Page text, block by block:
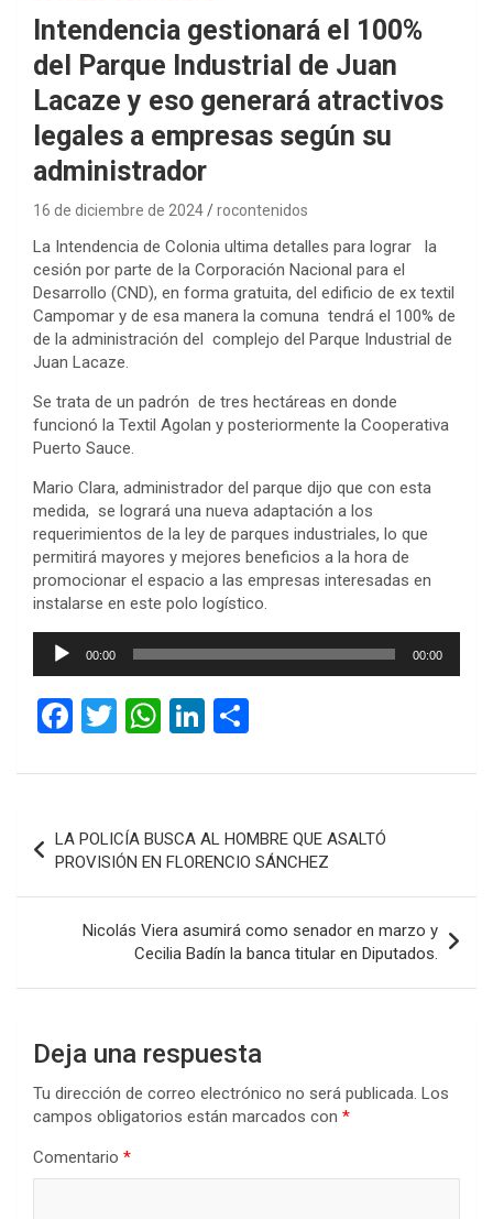
Intendencia gestionará el 100%
del Parque Industrial de Juan
Lacaze y eso generará atractivos
legales a empresas según su
administrador
16 de diciembre de 2024 rocontenidos
La Intendencia de Colonia ultima detalles para lograr la
cesión por parte de la Corporación Nacional para el
Desarrollo (CND), en forma gratuita, del edificio de ex textil
Campomar y de esa manera la comuna tendrá el 100% de
de la administración del complejo del Parque Industrial de
Juan Lacaze.
Se trata de un padrón de tres hectáreas en donde
funcionó la Textil Agolan y posteriormente la Cooperativa
Puerto Sauce.
Mario Clara, administrador del parque dijo que con esta
medida, se logrará una nueva adaptación a los
requerimientos de la ley de parques industriales, lo que
permitirá mayores y mejores beneficios a la hora de
promocionar el espacio a las empresas interesadas en
instalarse en este polo logístico.
Reproductor
00:00 00:00
F
ce
o
o
k
T
tt
er
W
at
A
p
p
Li
ke
n
m
ar
tir
Navegación
de
entradas
LA POLICÍA BUSCA AL HOMBRE QUE ASALTÓ
PROVISIÓN EN FLORENCIO SÁNCHEZ
Nicolás Viera asumirá como senador en marzo y
Cecilia Badín la banca titular en Diputados.
Deja una respuesta
Tu dirección de correo electrónico no será publicada. Los
campos obligatorios están marcados con *
Comentario *